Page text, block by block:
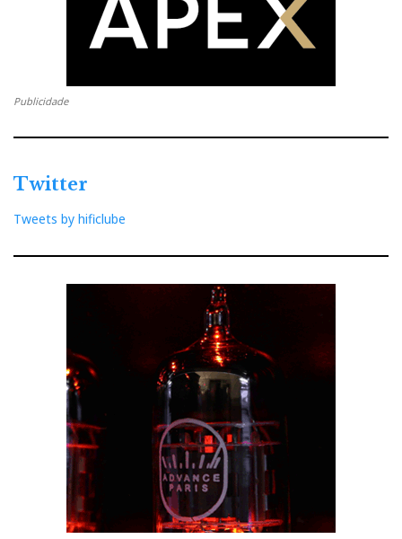
Publicidade
Twitter
Tweets by hificlube